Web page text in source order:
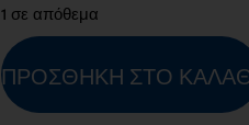
1 σε απόθεμα
ΠΡΟΣΘΉΚΗ ΣΤΟ